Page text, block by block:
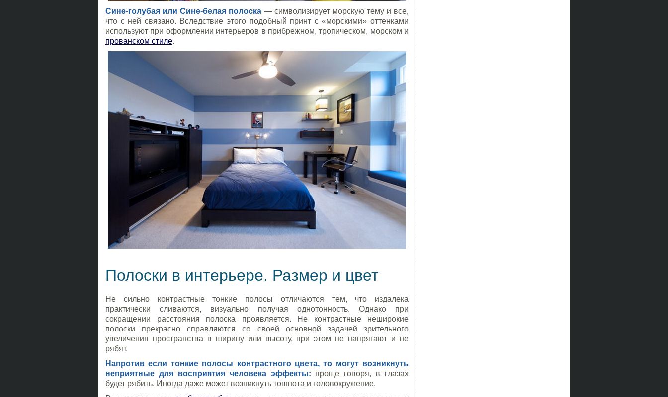
Сине-голубая или Сине-белая полоска — символизирует морскую тему и все,
что с ней связано. Вследствие этого подобный принт с «морскими» оттенками
используют при оформлении интерьеров в прибрежном, тропическом, морском и
прованском стиле.
Полоски в интерьере. Размер и цвет
Не сильно контрастные тонкие полосы отличаются тем, что издалека
практически сливаются, визуально получая однотонность. Однако при
сокращении расстояния полоска проявляется. Не контрастные неширокие
полоски прекрасно справляются со своей основной задачей зрительного
увеличения пространства в ширину или высоту, при этом не напрягают и не
рябят.
Напротив если тонкие полосы контрастного цвета, то могут возникнуть
неприятные для восприятия человека эффекты: проще говоря, в глазах
будет рябить. Иногда даже может возникнуть тошнота и головокружение.